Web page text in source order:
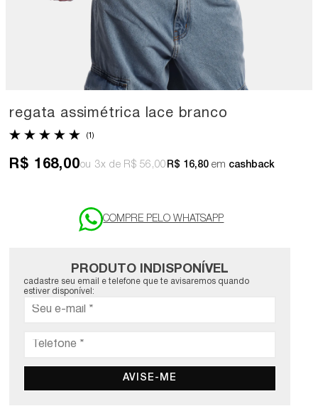
regata assimétrica lace branco
(1)
R$ 168,00 3x R$ 56,00 R$ 16,80em cashback
PRODUTO INDISPONÍVEL
cadastre seu email e telefone que te avisaremos quando
estiver disponível:
AVISE-ME